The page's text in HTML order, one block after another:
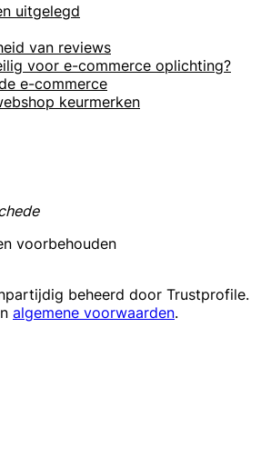
uitgelegd
van reviews
voor e-commerce oplichting?
e-commerce
keurmerken
voorbehouden
beheerd door Trustprofile.
algemene voorwaarden.